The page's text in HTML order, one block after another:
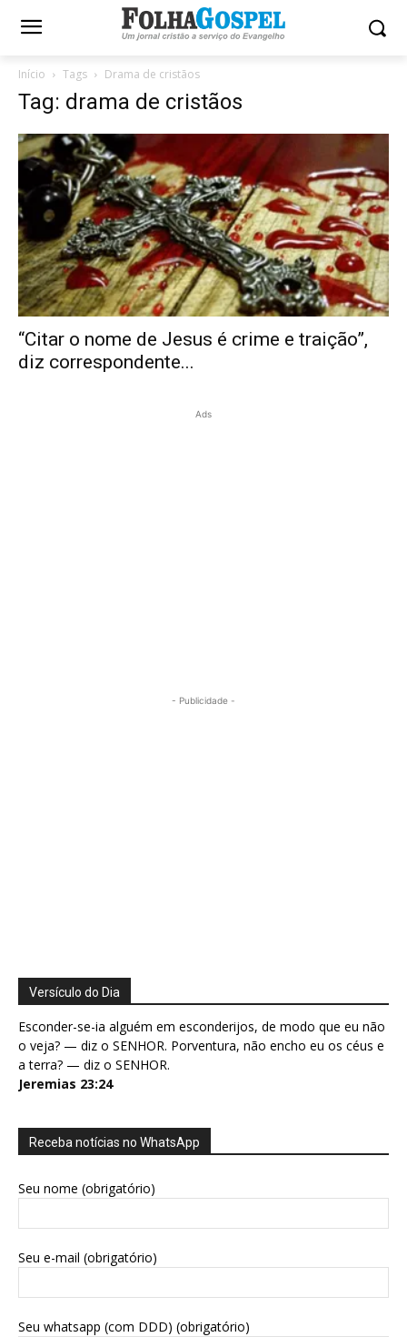
Início Tags Drama de cristãos
Tag: drama de cristãos
“Citar o nome de Jesus é crime e traição”,
diz correspondente...
Ads
- Publicidade -
Versículo do Dia
Esconder-se-ia alguém em esconderijos, de modo que eu não
o veja? — diz o SENHOR. Porventura, não encho eu os céus e
a terra? — diz o SENHOR.
Jeremias 23:24
Receba notícias no WhatsApp
Seu nome (obrigatório)
Seu e-mail (obrigatório)
Seu whatsapp (com DDD) (obrigatório)